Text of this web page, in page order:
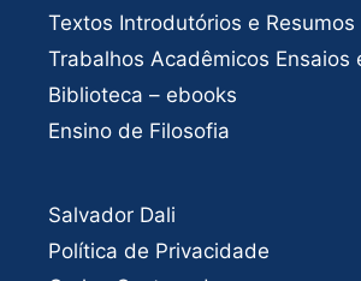
Textos Introdutórios e Resumos
Trabalhos Acadêmicos Ensaios
Biblioteca – ebooks
Ensino de Filosofia
Salvador Dali
Política de Privacidade